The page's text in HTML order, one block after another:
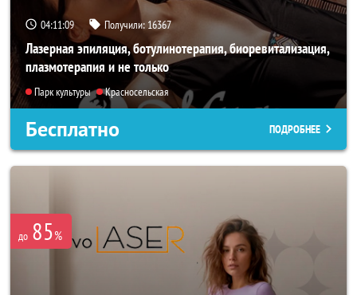
04:11:07 Получили: 16367
Лазерная эпиляция, ботулинотерапия, биоревитализация,
плазмотерапия и не только
Парк культуры Красносельская
Бесплатно ПОДРОБНЕЕ
до 85%